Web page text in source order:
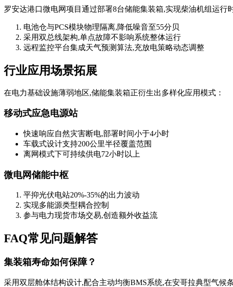
罗安达港口微电网项目通过部署8台储能集装箱,实现柴油机组运行
电池仓与PCS模块物理隔离,降低噪音至55分贝
采用双总线架构,单点故障不影响系统整体运行
远程监控平台集成天气预测算法,充放电策略动态调整
行业应用场景拓展
在电力基础设施薄弱地区,储能集装箱正衍生出多样化应用模式：
移动式应急电源站
快速响应自然灾害断电,部署时间小于4小时
车载式设计支持200公里半径覆盖范围
离网模式下可持续供电72小时以上
微电网储能中枢
平抑光伏电站20%-35%的出力波动
实现多能源类型耦合控制
参与电力现货市场交易,创造额外收益流
FAQ常见问题解答
集装箱寿命如何保障？
采用双层舱体结构设计,配合主动均衡BMS系统,在安哥拉典型气候